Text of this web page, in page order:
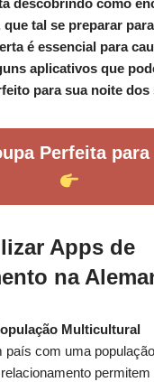
tal se preparar
é essencial para
aplicativos que
para sua noite dos
Perfeita
Apps de
na
Multicultural
país com uma